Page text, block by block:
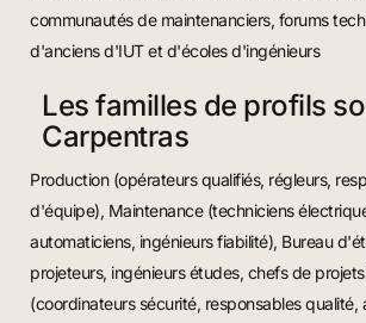
communautés de maintenanciers, forums
d'anciens d'IUT et d'écoles d'ingénieurs
Les familles de profils
Carpentras
Production (opérateurs qualifiés, régleurs,
d'équipe), Maintenance (techniciens
automaticiens, ingénieurs fiabilité), Bureau
projeteurs, ingénieurs études, chefs de
(coordinateurs sécurité, responsables qualité,